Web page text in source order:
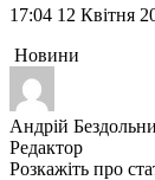
17:04 12 Квітня
Новини
Андрій
Редактор
Розкажіть про